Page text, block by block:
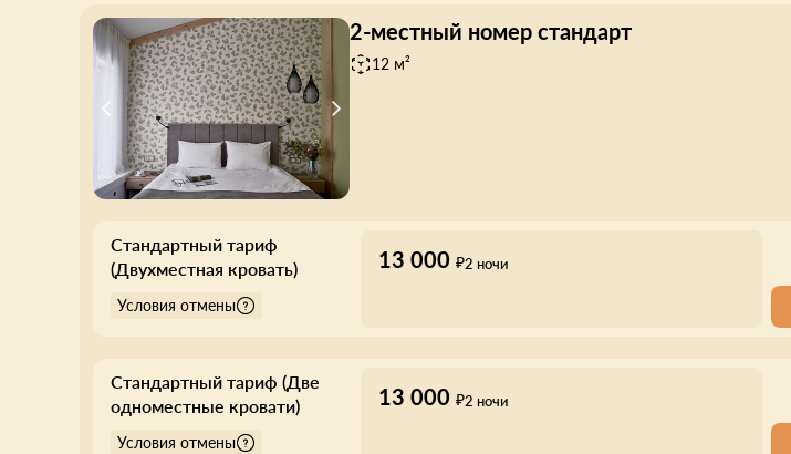
2-местный номер стандарт
12 м²
Стандартный тариф
(Двухместная кровать)
Условия отмены
13 000 ₽2 ночи
Стандартный тариф (Две
одноместные кровати)
Условия отмены
13 000 ₽2 ночи